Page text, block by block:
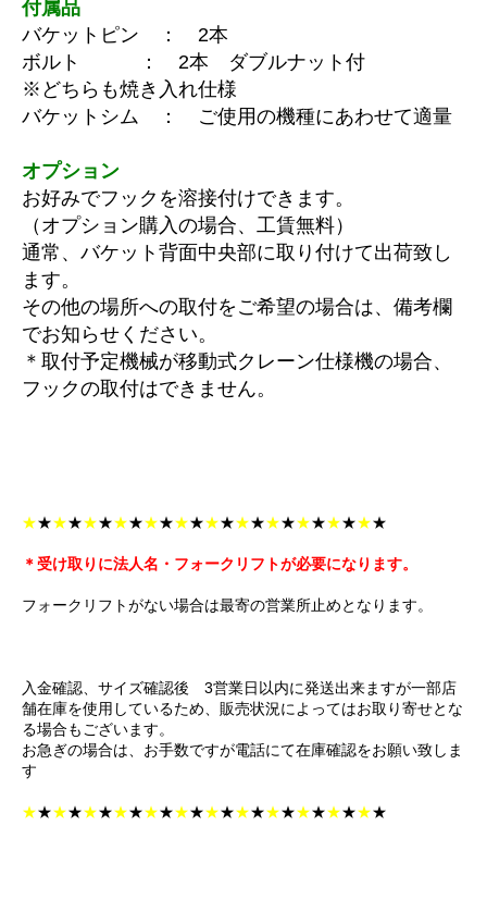
付属品
バケットピン ： 2本
ボルト ： 2本 ダブルナット付
※どちらも焼き入れ仕様
バケットシム ： ご使用の機種にあわせて適量
オプション
お好みでフックを溶接付けできます。
（オプション購入の場合、工賃無料）
通常、バケット背面中央部に取り付けて出荷致し
ます。
その他の場所への取付をご希望の場合は、備考欄
でお知らせください。
＊取付予定機械が移動式クレーン仕様機の場合、
フックの取付はできません。
★★★★★★★★★★★★★★★★★★★★★★★★
＊受け取りに法人名・フォークリフトが必要になります。
フォークリフトがない場合は最寄の営業所止めとなります。
入金確認、サイズ確認後 3営業日以内に発送出来ますが一部店
舗在庫を使用しているため、販売状況によってはお取り寄せとな
る場合もございます。
お急ぎの場合は、お手数ですが電話にて在庫確認をお願い致しま
す
★★★★★★★★★★★★★★★★★★★★★★★★